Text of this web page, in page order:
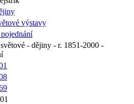
výstavy
- dějiny - r. 1851-2000 -